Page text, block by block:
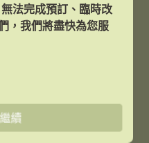
法完成預訂、臨時改
，我們將盡快為您服
續